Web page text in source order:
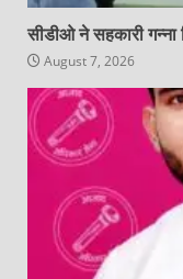
सीडीओ ने सहकारी गन्ना
August 7, 2026